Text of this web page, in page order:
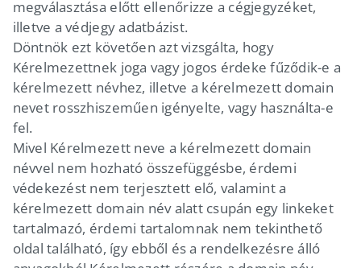
megválasztása előtt ellenőrizze a cégjegyzéket,
illetve a védjegy adatbázist.
Döntnök ezt követően azt vizsgálta, hogy
Kérelmezettnek joga vagy jogos érdeke fűződik-e a
kérelmezett névhez, illetve a kérelmezett domain
nevet rosszhiszeműen igényelte, vagy használta-e
fel.
Mivel Kérelmezett neve a kérelmezett domain
névvel nem hozható összefüggésbe, érdemi
védekezést nem terjesztett elő, valamint a
kérelmezett domain név alatt csupán egy linkeket
tartalmazó, érdemi tartalomnak nem tekinthető
oldal található, így ebből és a rendelkezésre álló